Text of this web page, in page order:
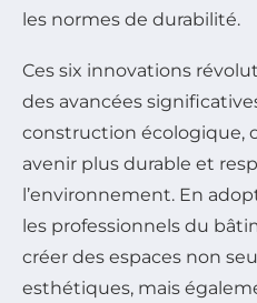
les normes de durabilité.
Ces six innovations
des avancées
construction écologique,
avenir plus durable et
l’environnement. En
les professionnels du
créer des espaces non
esthétiques, mais